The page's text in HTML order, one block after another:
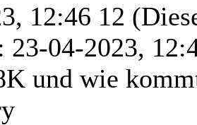
12:46 12
23-04-2023,
und wie